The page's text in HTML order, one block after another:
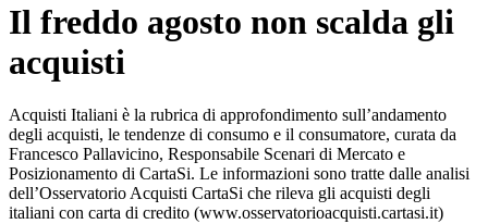
Il freddo agosto non scalda gli
acquisti
Acquisti Italiani è la rubrica di approfondimento sull’andamento
degli acquisti, le tendenze di consumo e il consumatore, curata da
Francesco Pallavicino, Responsabile Scenari di Mercato e
Posizionamento di CartaSi. Le informazioni sono tratte dalle analisi
dell’Osservatorio Acquisti CartaSi che rileva gli acquisti degli
italiani con carta di credito (www.osservatorioacquisti.cartasi.it)